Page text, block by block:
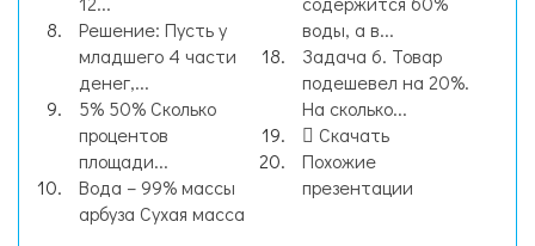
Решение: Пусть у
младшего 4 части
денег,...
5% 50% Сколько
процентов
площади...
Вода – 99% массы
арбуза Сухая масса
воды, а в...
Задача 6. Товар
подешевел на 20%.
На сколько...
Скачать
Похожие
презентации